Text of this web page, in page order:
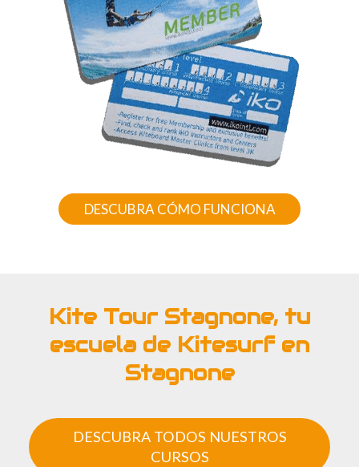
DESCUBRA CÓMO FUNCIONA
Kite Tour Stagnone, tu
escuela de Kitesurf en
Stagnone
DESCUBRA TODOS NUESTROS
CURSOS